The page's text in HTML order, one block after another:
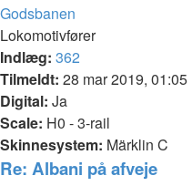
Godsbanen
Lokomotivfører
Indlæg: 362
Tilmeldt: 28 mar 2019, 01:05
Digital: Ja
Scale: H0 - 3-rail
Skinnesystem: Märklin C
Re: Albani på afveje